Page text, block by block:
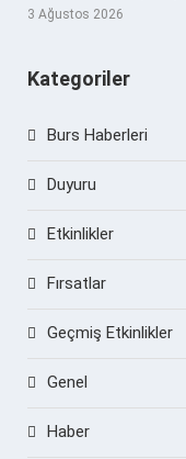
3 Ağustos 2026
Kategoriler
Burs Haberleri
Duyuru
Etkinlikler
Fırsatlar
Geçmiş Etkinlikler
Genel
Haber